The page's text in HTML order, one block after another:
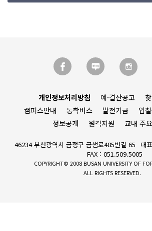
개인정보처리방침 예·결산공고
캠퍼스안내
통학버스 발전기금 입
정보공개
원격지원 교내 주
46234 부산광역시 금정구 금샘로485번길 65
대
FAX : 051.509.5005
COPYRIGHT© 2008 BUSAN UNIVERSITY OF
ALL RIGHTS RESERVED.